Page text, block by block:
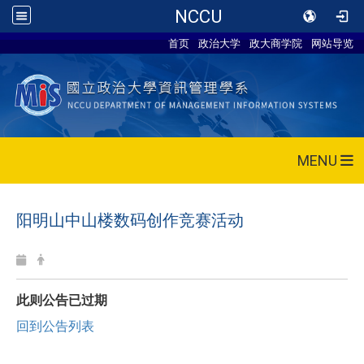
NCCU
首页 政治大学 政大商学院 网站导览
MENU
阳明山中山楼数码创作竞赛活动
此则公告已过期
回到公告列表